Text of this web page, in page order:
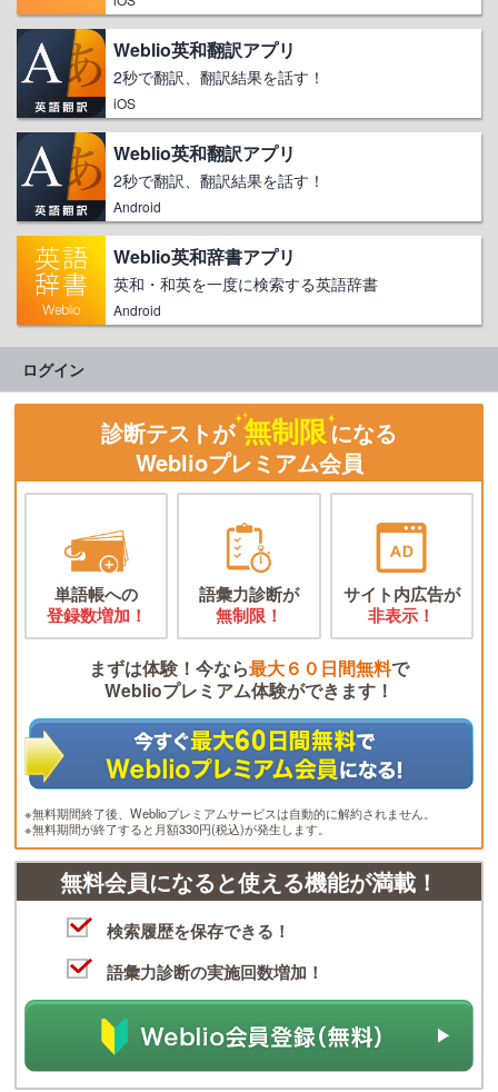
Weblio英和翻訳アプリ
2秒で翻訳、翻訳結果を話す！
iOS
Weblio英和翻訳アプリ
2秒で翻訳、翻訳結果を話す！
Android
Weblio英和辞書アプリ
英和・和英を一度に検索する英語辞書
Android
ログイン
診断テストが 無制限になる
Weblioプレミアム会員
単語帳への
登録数増加！
語彙力診断が
無制限！
サイト内広告が
非表示！
まずは体験！今なら最大６０日間無料で
Weblioプレミアム体験ができます！
※無料期間終了後、Weblioプレミアムサービスは自動的に解約されません。
※無料期間が終了すると月額330円(税込)が発生します。
無料会員になると使える機能が満載！
検索履歴を保存できる！
語彙力診断の実施回数増加！